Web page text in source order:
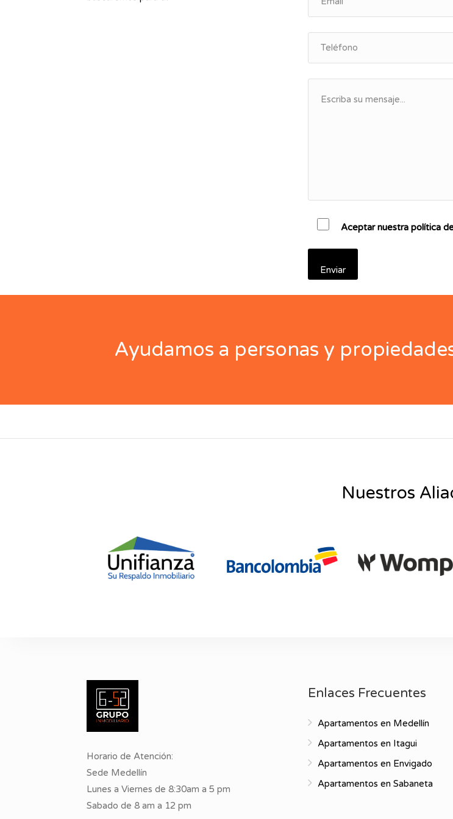
Aceptar nuestra política
Ayudamos a personas y
Nuestros
Horario de Atención:
Sede Medellín
Lunes a Viernes de 8:30am a 5 pm
Sabado de 8 am a 12 pm
Enlaces Frecuentes
Apartamentos en Medellín
Apartamentos en Itagui
Apartamentos en Envigado
Apartamentos en Sabaneta